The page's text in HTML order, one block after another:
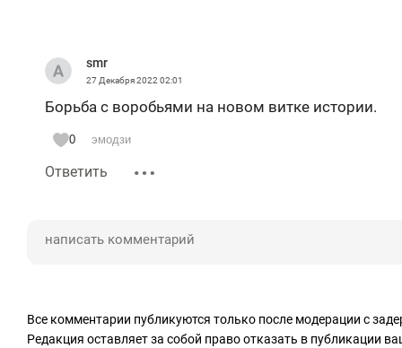
smr
27 Декабря 202202:01
Борьба с воробьями на новом витке истории.
0 эмодзи
Ответить
Все комментарии публикуются только после модерации с
Редакция оставляет за собой право отказать в публикации